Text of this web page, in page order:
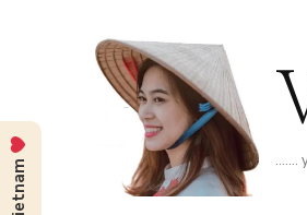
…….